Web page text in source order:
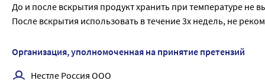
(Ккал): 80 Энергетическая ценность (кДж): 2080 Содержит:
масло, Сахар
До и после вскрытия продукт хранить при температуре не
После вскрытия использовать в течение 3х недель, не
Организация, уполномоченная на принятие претензий
Нестле Россия ООО